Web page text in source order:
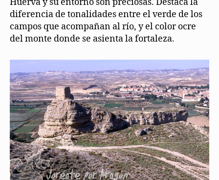
diferencia de tonalidades entre el verde de los
campos que acompañan al río, y el color ocre
del monte donde se asienta la fortaleza.